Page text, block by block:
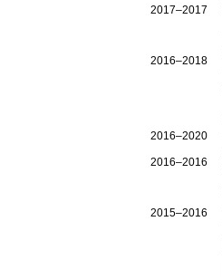
2017–2017
2016–2018
2016–2020
2016–2016
2015–2016